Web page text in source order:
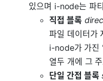
있으며 i-node는 파
직접 블록
파일 데이터가
i-node가 가진
열두 개에 그
단일 간접 블록